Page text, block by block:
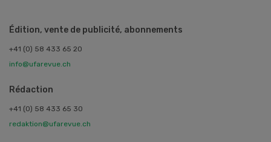
Édition, vente de publicité, abonnements
+41 (0) 58 433 65 20
info@ufarevue.ch
Rédaction
+41 (0) 58 433 65 30
redaktion@ufarevue.ch